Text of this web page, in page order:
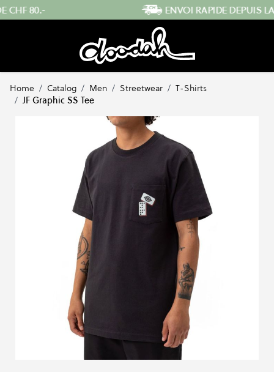
Skip to Content
ENVOI RAPIDE DEPUIS LA SUISSE
Home / Catalog / Men / Streetwear / T-Shirts
/ JF Graphic SS Tee